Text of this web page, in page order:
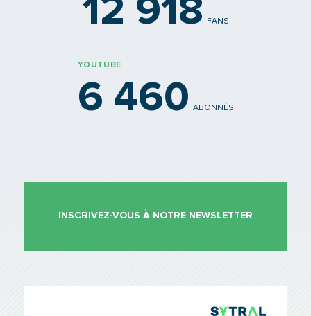
12 918 FANS
YOUTUBE
6 460 ABONNÉS
INSCRIVEZ-VOUS À NOTRE NEWSLETTER